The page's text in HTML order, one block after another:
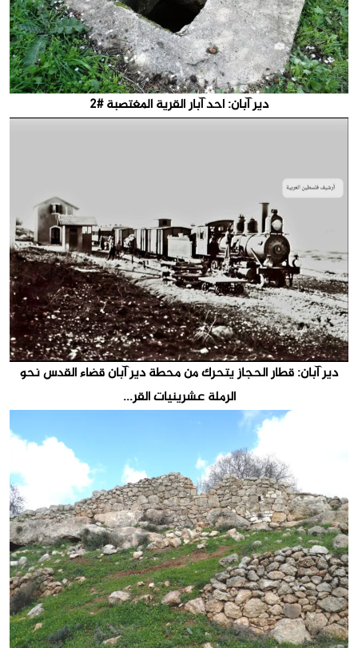
دير آبان: احد آبار القرية المغتصبة #2
دير آبان: قطار الحجاز يتحرك من محطة دير آبان قضاء القدس نحو
الرملة عشرينيات القر...